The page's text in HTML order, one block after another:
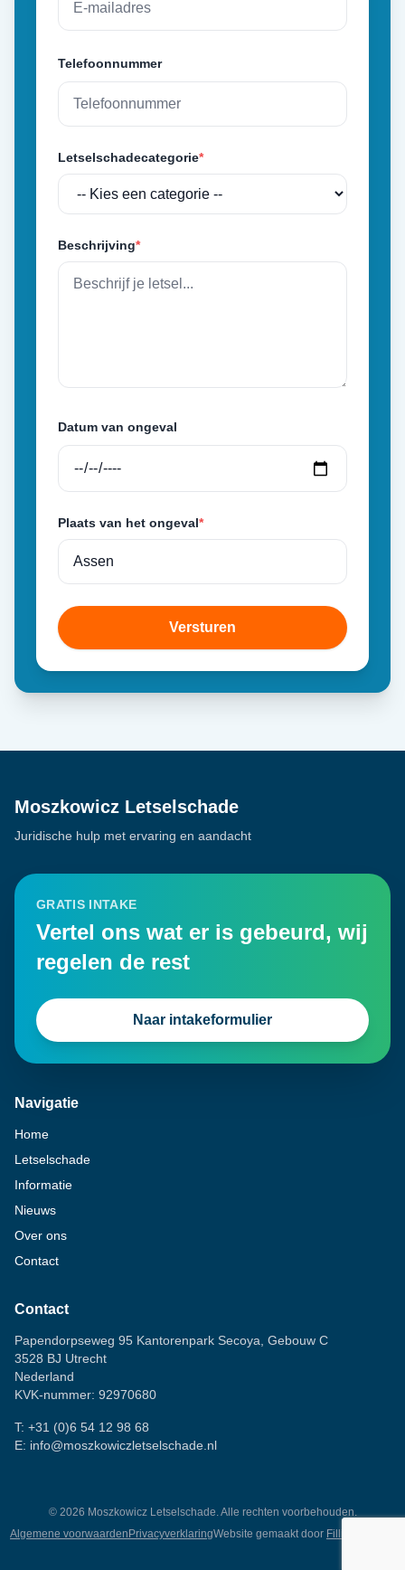
Telefoonnummer
Letselschadecategorie*
Beschrijving*
Datum van ongeval
Plaats van het ongeval*
Versturen
Moszkowicz Letselschade
Juridische hulp met ervaring en aandacht
GRATIS INTAKE
Vertel ons wat er is gebeurd, wij
regelen de rest
Naar intakeformulier
Navigatie
Home
Letselschade
Informatie
Nieuws
Over ons
Contact
Contact
Papendorpseweg 95 Kantorenpark Secoya, Gebouw C
3528 BJ Utrecht
Nederland
KVK-nummer: 92970680
T: +31 (0)6 54 12 98 68
E: info@moszkowiczletselschade.nl
© 2026 Moszkowicz Letselschade. Alle rechten voorbehouden.
Algemene voorwaarden PrivacyverklaringWebsite gemaakt door Fillingscreens